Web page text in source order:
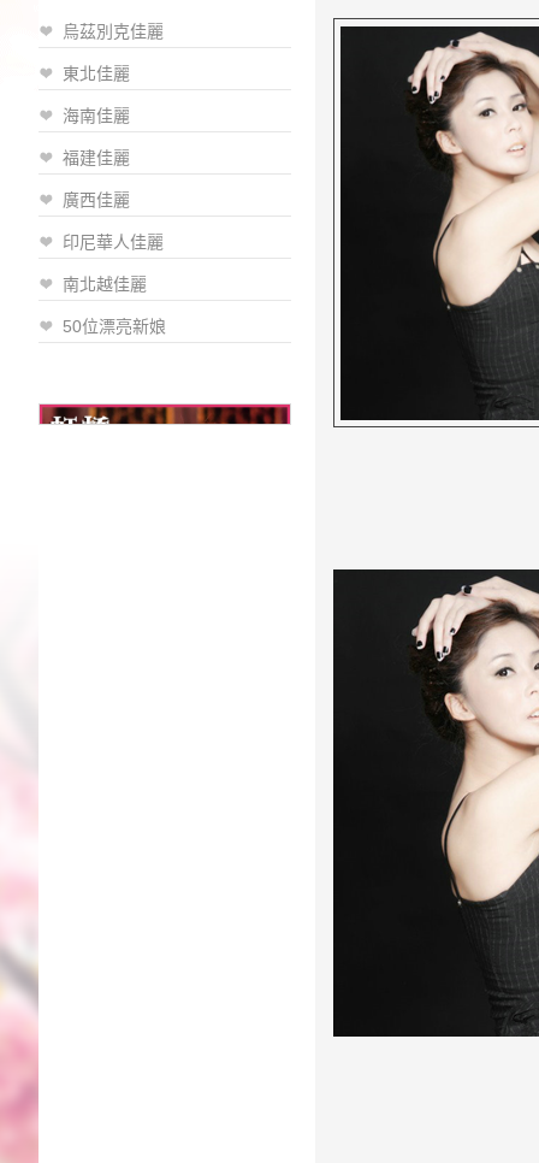
烏茲別克佳麗
東北佳麗
海南佳麗
福建佳麗
廣西佳麗
印尼華人佳麗
南北越佳麗
50位漂亮新娘